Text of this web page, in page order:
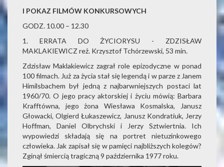
I POKAZ FILMÓW KONKURSOWYCH
GODZ. 10.00 – 12.30
1. ERRATA DO ŻYCIORYSU - ZDZISŁAW
MAKLAKIEWICZ reż. Krzysztof Tchórzewski, 53 min.
Zdzisław Maklakiewicz zagrał role epizodyczne w ponad
100 filmach. Już za życia stał się legendą i w parze z Janem
Himilsbachem był jedną z najbarwniejszych postaci lat
1960/70. O jego pracy aktorskiej i życiu mówią: Barbara
Krafftówna, jego żona Wiesława Kosmalska, Janusz
Głowacki, Olgierd Łukaszewicz, Janusz Kondratiuk, Jerzy
Hoffman, Daniel Olbrychski i Jerzy Sztwiertnia. Ich
wypowiedzi składają się na portret nietuzinkowego
człowieka. Jak zapisał się w pamięci najbliższych kolegów?
Zginął śmiercią tragiczną 9 października 1977 roku.